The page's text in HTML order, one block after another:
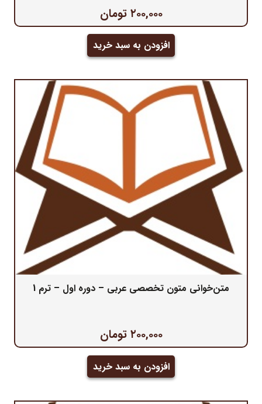
۲۰۰,۰۰۰ تومان
افزودن به سبد خرید
متن‌خوانی متون تخصصی عربی – دوره اول – ترم 1
۲۰۰,۰۰۰ تومان
افزودن به سبد خرید